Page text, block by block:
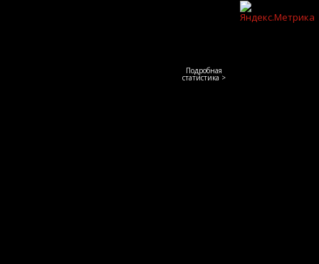
Подробная
статистика >